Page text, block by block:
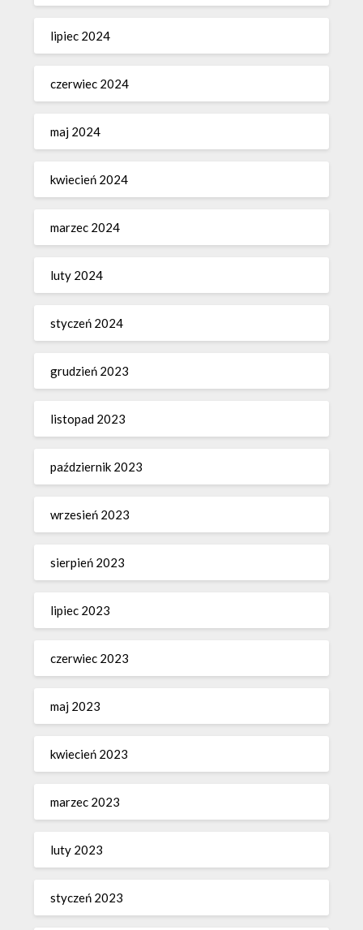
lipiec 2024
czerwiec 2024
maj 2024
kwiecień 2024
marzec 2024
luty 2024
styczeń 2024
grudzień 2023
listopad 2023
październik 2023
wrzesień 2023
sierpień 2023
lipiec 2023
czerwiec 2023
maj 2023
kwiecień 2023
marzec 2023
luty 2023
styczeń 2023